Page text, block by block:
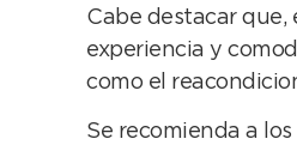
Cabe destacar que,
experiencia y
como el
Se recomienda a